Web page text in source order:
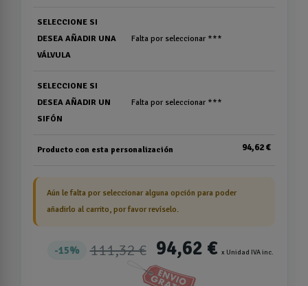
SELECCIONE SI
DESEA AÑADIR UNA
VÁLVULA
Falta por seleccionar ***
SELECCIONE SI
DESEA AÑADIR UN
SIFÓN
Falta por seleccionar ***
Producto con esta personalización 94,62 €
Aún le falta por seleccionar alguna opción para poder
añadirlo al carrito, por favor revíselo.
15% 111,32 € 94,62 € x Unidad IVA inc.